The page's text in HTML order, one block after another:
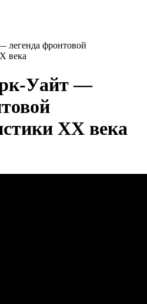
легенда фронтовой
века
Уайт —
ХХ века